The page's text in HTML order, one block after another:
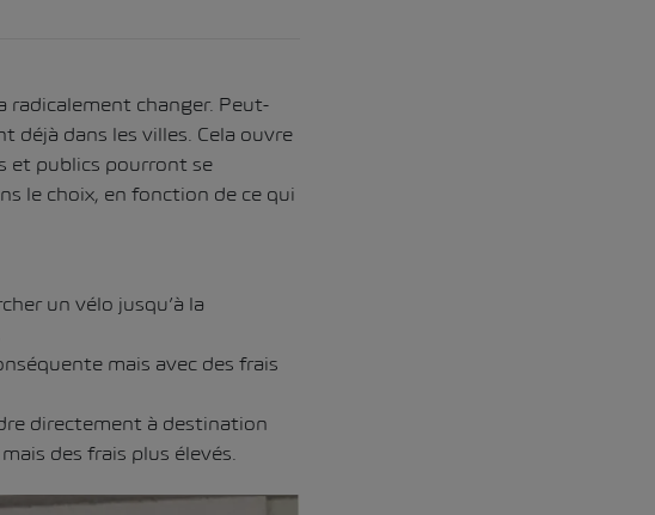
radicalement changer. Peut-
déjà dans les villes. Cela ouvre
et publics pourront se
le choix, en fonction de ce qui
un vélo jusqu’à la
mais avec des frais
directement à destination
des frais plus élevés.